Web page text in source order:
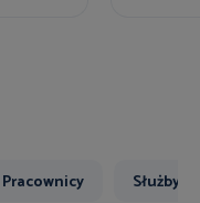
Pracownicy Służby